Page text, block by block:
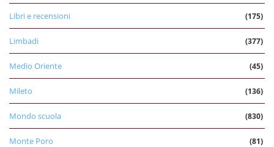
Libri e recensioni (175)
Limbadi (377)
Medio Oriente (45)
Mileto (136)
Mondo scuola (830)
Monte Poro (81)